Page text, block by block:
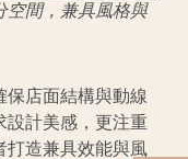
間，兼具風格與
保店面結構與動線
設計美感，更注重
打造兼具效能與風